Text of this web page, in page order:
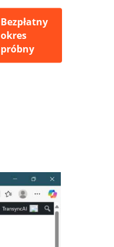
Bezpłatny
okres
próbny